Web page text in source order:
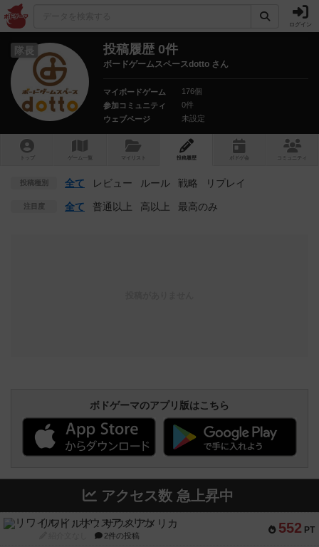
ログイン
隊長 投稿履歴 0件
ボードゲームスペースdotto さん
マイボードゲーム
176個
参加コミュニティ
0件
ウェブページ
未設定
トップ ゲーム一覧 マイリスト 投稿履歴 ボ ドゲ コミュニティ
投稿種別 全て レビュー ルール 戦略 リプレイ
注目度 全て 普通以上 高以上 最高のみ
ボドゲーマのアプリ版はこちら
アクセス数 急上昇中
552 PT
リワイルド：サウスアメリカ
2件の投稿